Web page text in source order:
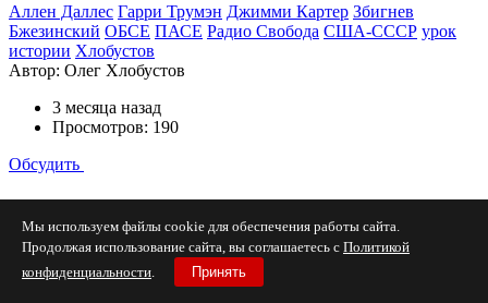
Аллен Даллес Гарри Трумэн Джимми Картер Збигнев
Бжезинский ОБСЕ ПАСЕ Радио Свобода США-СССР урок
истории Хлобустов
Автор: Олег Хлобустов
3 месяца назад
Просмотров: 190
Обсудить
безопасность СССР МВД
СССР меры безопасности олимпиада 80
Мы используем файлы cookie для обеспечения работы сайта.
Продолжая использование сайта, вы соглашаетесь с Политикой
конфиденциальности. Принять